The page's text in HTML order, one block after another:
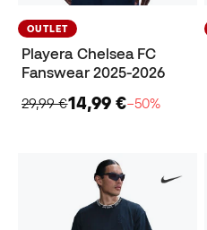
OUTLET
Playera Chelsea FC
Fanswear 2025-2026
29,99 €14,99 €−50%